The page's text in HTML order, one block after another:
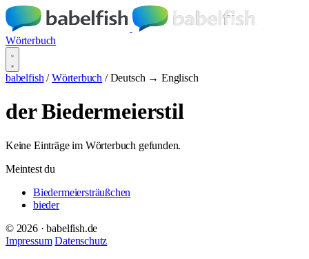
Wörterbuch
babelfish / Wörterbuch / Deutsch → Englisch
der Biedermeierstil
Keine Einträge im Wörterbuch gefunden.
Meintest du
Biedermeiersträußchen
bieder
© 2026 · babelfish.de
Impressum Datenschutz